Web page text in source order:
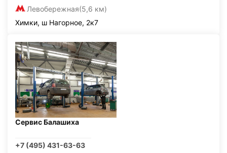
Левобережная(5,6 км)
Химки, ш Нагорное, 2к7
Сервис Балашиха
+7 (495) 431-63-63